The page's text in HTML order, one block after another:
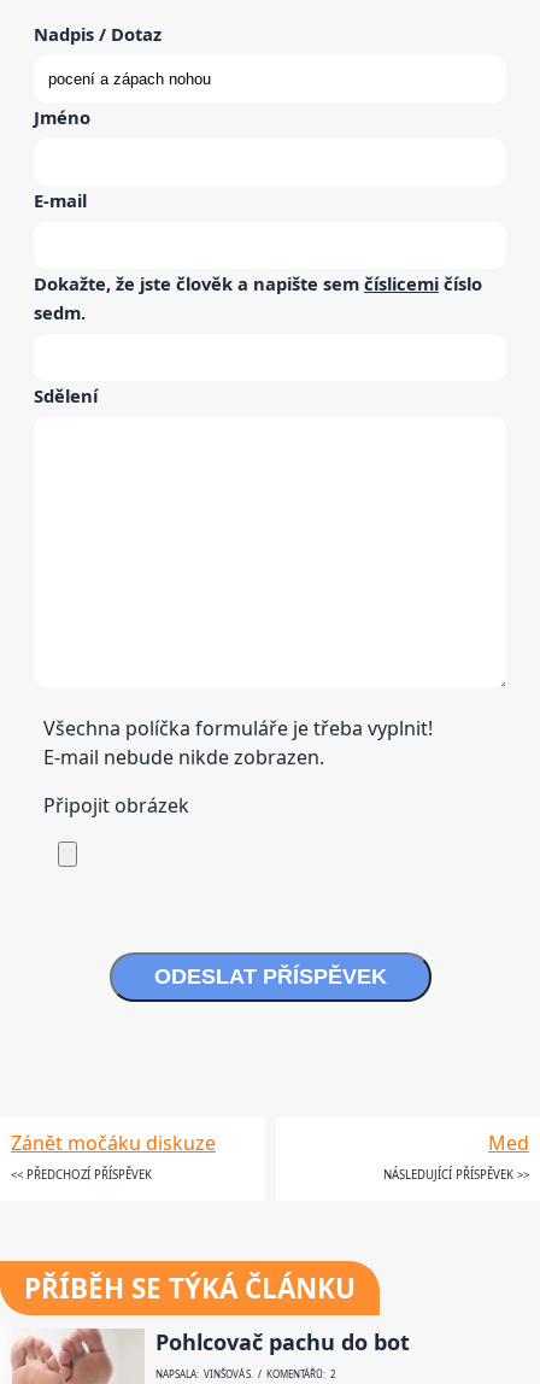
Nadpis / Dotaz
Jméno
E-mail
Dokažte, že jste člověk a napište sem číslicemi číslo
sedm.
Sdělení
Všechna políčka formuláře je třeba vyplnit!
E-mail nebude nikde zobrazen.
Připojit obrázek
ODESLAT PŘÍSPĚVEK
Zánět močáku diskuze
<< PŘEDCHOZÍ PŘÍSPĚVEK
Med
NÁSLEDUJÍCÍ PŘÍSPĚVEK >>
PŘÍBĚH SE TÝKÁ ČLÁNKU
Pohlcovač pachu do bot
NAPSALA: VINŠOVÁ S. / KOMENTÁŘŮ: 2